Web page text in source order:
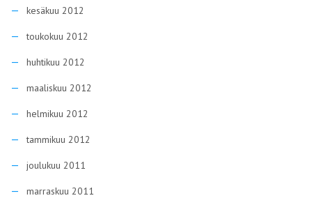
kesäkuu 2012
toukokuu 2012
huhtikuu 2012
maaliskuu 2012
helmikuu 2012
tammikuu 2012
joulukuu 2011
marraskuu 2011